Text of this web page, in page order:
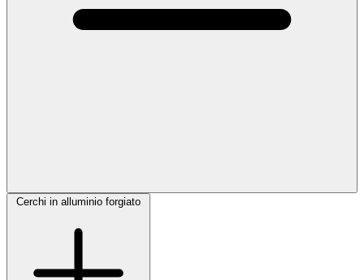
Cerchi in alluminio forgiato